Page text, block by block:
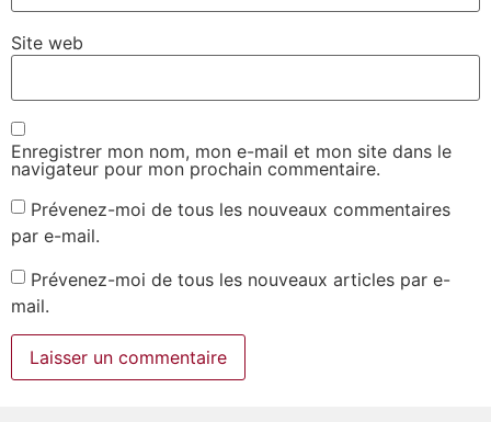
Site web
Enregistrer mon nom, mon e-mail et mon site dans le
navigateur pour mon prochain commentaire.
Prévenez-moi de tous les nouveaux commentaires
par e-mail.
Prévenez-moi de tous les nouveaux articles par e-
mail.